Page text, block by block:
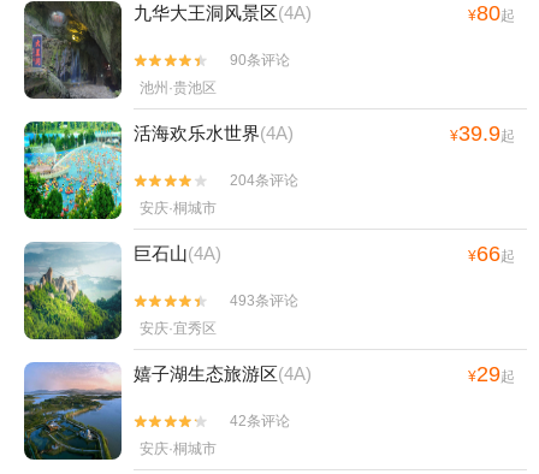
九华大王洞风景区(4A) ¥80起


90条评论
池州·贵池区
活海欢乐水世界(4A) ¥39.9起


204条评论
安庆·桐城市
巨石山(4A) ¥66起


493条评论
安庆·宜秀区
嬉子湖生态旅游区(4A) ¥29起


42条评论
安庆·桐城市